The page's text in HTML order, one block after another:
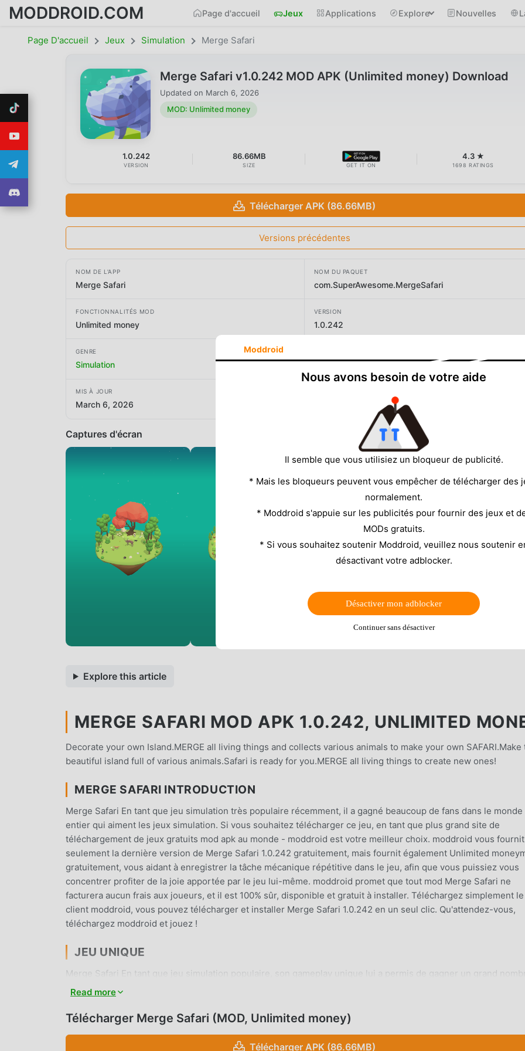
MODDROID.COM Page d'accueil Jeux Applications Explore Nouvelles
Page D'accueil Jeux Simulation Merge Safari
Merge Safari v1.0.242 MOD APK (Unlimited money) Download
Updated on March 6, 2026
MOD: Unlimited money
1.0.242
VERSION
86.66MB
SIZE GET IT ON
4.3 ★
1698 RATINGS
Télécharger APK (86.66MB)
Versions précédentes
NOM DE L'APP
Merge Safari
NOM DU PAQUET
com.SuperAwesome.MergeSafari
FONCTIONNALITÉS MOD
Unlimited money
VERSION
1.0.242
GENRE
Simulation Super Awesome Inc.
MIS À JOUR
March 6, 2026
Captures d'écran
Explore this article
MERGE SAFARI MOD APK 1.0.242, UNLIMITED
Decorate your own Island.MERGE all living things and collects various animals to make your own SAFARI.Make
beautiful island full of various animals.Safari is ready for you.MERGE all living things to create new ones!
MERGE SAFARI INTRODUCTION
Merge Safari En tant que jeu simulation très populaire récemment, il a gagné beaucoup de fans dans le monde
entier qui aiment les jeux simulation. Si vous souhaitez télécharger ce jeu, en tant que plus grand site de
téléchargement de jeux gratuits mod apk au monde - moddroid est votre meilleur choix. moddroid vous
seulement la dernière version de Merge Safari 1.0.242 gratuitement, mais fournit également Unlimited
gratuitement, vous aidant à enregistrer la tâche mécanique répétitive dans le jeu, afin que vous puissiez vous
concentrer profiter de la joie apportée par le jeu lui-même. moddroid promet que tout mod Merge Safari ne
facturera aucun frais aux joueurs, et il est 100% sûr, disponible et gratuit à installer. Téléchargez simplement le
client moddroid, vous pouvez télécharger et installer Merge Safari 1.0.242 en un seul clic. Qu'attendez-vous,
téléchargez moddroid et jouez !
JEU UNIQUE
Merge Safari En tant que jeu simulation populaire, son gameplay unique lui a permis de gagner un grand
de fans à travers le monde. Contrairement aux jeux simulation traditionnels, dans Merge Safari , vous n'avez
jeux classiques simulation Merge Safari 1.0.242. Dans le même temps, moddroid a spécialement construit une
amateurs de jeux simulation du monde entier, qu'attendez-vous, rejoignez moddroid et profitez du simulation
Read more
Télécharger Merge Safari (MOD, Unlimited money)
Télécharger APK (86.66MB)
Moddroid
Nous avons besoin de votre aide
Il semble que vous utilisiez un bloqueur de publicité.
* Mais les bloqueurs peuvent vous empêcher de télécharger des
normalement.
* Moddroid s'appuie sur les publicités pour fournir des jeux et
MODs gratuits.
* Si vous souhaitez soutenir Moddroid, veuillez nous soutenir
désactivant votre adblocker.
Désactiver mon adblocker
Continuer sans désactiver